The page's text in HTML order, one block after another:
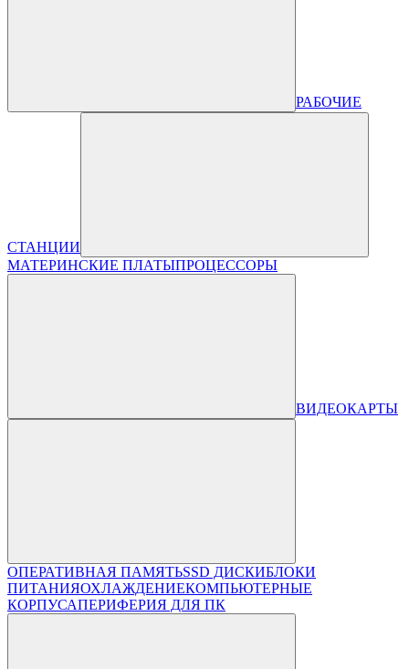
РАБОЧИЕ
СТАНЦИИ
МАТЕРИНСКИЕ ПЛАТЫПРОЦЕССОРЫ
ВИДЕОКАРТЫ
ОПЕРАТИВНАЯ ПАМЯТЬSSD ДИСКИБЛОКИ
ПИТАНИЯОХЛАЖДЕНИЕКОМПЬЮТЕРНЫЕ
КОРПУСАПЕРИФЕРИЯ ДЛЯ ПК